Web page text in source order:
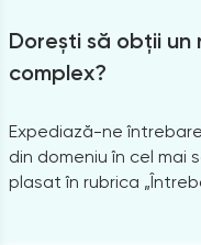
Dorești să obții un
complex?
Expediază-ne
din domeniu în cel mai
plasat în rubrica